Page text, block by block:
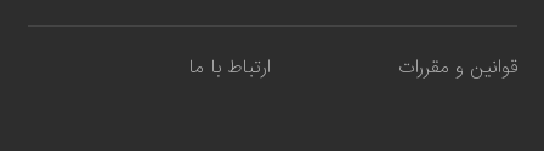
قوانین و مقررات ارتباط با ما